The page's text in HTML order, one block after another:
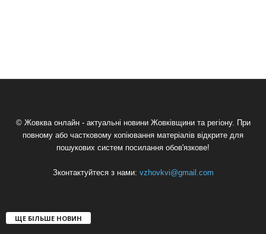
© Жовква онлайн - актуальні новини Жовківщини та регіону. При
повному або частковому копіювання матеріалів відкрите для
пошукових систем посилання обов'язкове!
Зконтактуйтеся з нами: vzhovkvi@gmail.com
ЩЕ БІЛЬШЕ НОВИН